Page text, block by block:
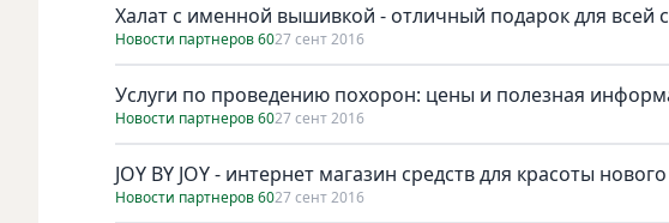
Халат с именной вышивкой - отличный подарок для всей
Новости партнеров 6027 сент 2016
Услуги по проведению похорон: цены и полезная
Новости партнеров 6027 сент 2016
JOY BY JOY - интернет магазин средств для красоты
Новости партнеров 6027 сент 2016